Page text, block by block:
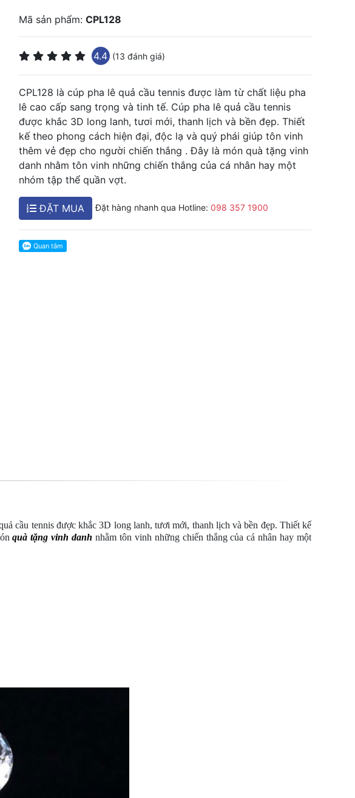
Mã sản phẩm: CPL128
4.4 (13 đánh giá)
CPL128 là cúp pha lê quả cầu tennis được làm từ chất liệu pha
lê cao cấp sang trọng và tinh tế. Cúp pha lê quả cầu tennis
được khắc 3D long lanh, tươi mới, thanh lịch và bền đẹp. Thiết
kế theo phong cách hiện đại, độc lạ và quý phái giúp tôn vinh
thêm vẻ đẹp cho người chiến thắng . Đây là món quà tặng vinh
danh nhằm tôn vinh những chiến thắng của cá nhân hay một
nhóm tập thể quần vợt.
ĐẶT MUA Đặt hàng nhanh qua Hotline: 098 357 1900
cầu tennis được khắc 3D long lanh, tươi mới, thanh lịch và bền đẹp. Thiết kế
quà tặng vinh danh nhằm tôn vinh những chiến thắng của cá nhân hay một